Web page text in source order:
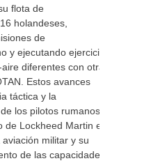
flota de
holandeses,
de
y ejecutando ejercicios
diferentes con otras
Estos avances
táctica y la
los pilotos rumanos,
Lockheed Martin en
militar y su
de las capacidades